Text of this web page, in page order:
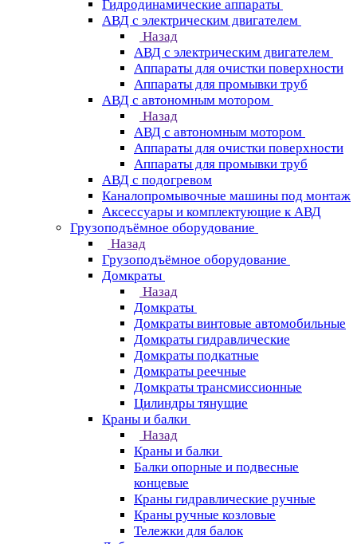
Гидродинамические аппараты
АВД с электрическим двигателем
Назад
АВД с электрическим двигателем
Аппараты для очистки поверхности
Аппараты для промывки труб
АВД с автономным мотором
Назад
АВД с автономным мотором
Аппараты для очистки поверхности
Аппараты для промывки труб
АВД с подогревом
Каналопромывочные машины под монтаж
Аксессуары и комплектующие к АВД
Грузоподъёмное оборудование
Назад
Грузоподъёмное оборудование
Домкраты
Назад
Домкраты
Домкраты винтовые автомобильные
Домкраты гидравлические
Домкраты подкатные
Домкраты реечные
Домкраты трансмиссионные
Цилиндры тянущие
Краны и балки
Назад
Краны и балки
Балки опорные и подвесные
концевые
Краны гидравлические ручные
Краны ручные козловые
Тележки для балок